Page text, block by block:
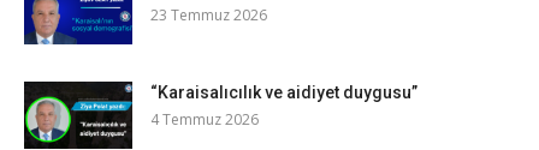
23 Temmuz 2026
“Karaisalıcılık ve aidiyet duygusu”
4 Temmuz 2026